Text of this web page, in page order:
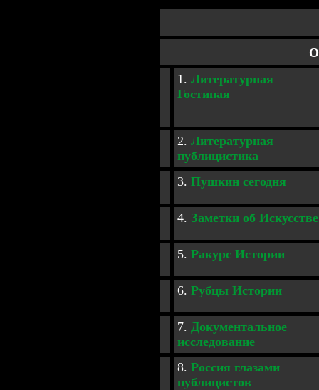
1. Литературная
Гостиная
2. Литературная
публицистика
3. Пушкин сегодня
4. Заметки об Искусстве
5. Ракурс Истории
6. Рубцы Истории
7. Документальное
исследование
8. Россия глазами
публицистов